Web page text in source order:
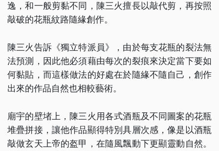
逸，和一般剪黏不同，陳三火擅長以敲代剪，再按照
敲破的花瓶紋路隨緣創作。
陳三火告訴《獨立特派員》，由於每支花瓶的裂法無
法預測，因此他必須藉由每次的裂痕來決定當下要如
何黏貼，而這樣做法的好處在於隨緣不隨自己，創作
出來的作品自然也相較藝術。
廟宇的壁堵上，陳三火用各式酒瓶及不同圖案的花瓶
堆疊拼接，讓他作品顯得特別具層次感，像是以酒瓶
敲做玄天上帝的盔甲，在隨風飄動下更顯靈動自然。